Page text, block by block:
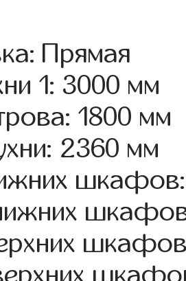
Прямая
1: 3000 мм
1800 мм
2360 мм